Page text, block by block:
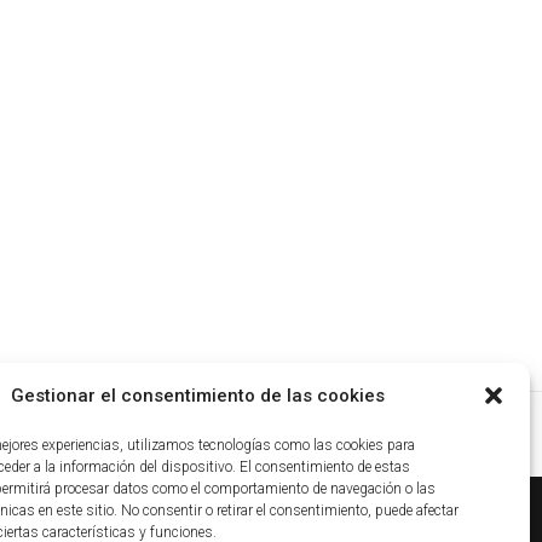
Gestionar el consentimiento de las cookies
experiencias, utilizamos tecnologías como las cookies para
a la información del dispositivo. El consentimiento de estas
procesar datos como el comportamiento de navegación o las
en este sitio. No consentir o retirar el consentimiento, puede afectar
características y funciones.